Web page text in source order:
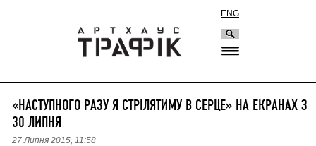
ENG
«НАСТУПНОГО РАЗУ Я СТРІЛЯТИМУ В СЕРЦЕ» НА ЕКРАНАХ З
30 ЛИПНЯ
27 Липня 2015, 11:58